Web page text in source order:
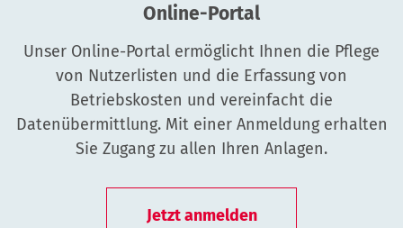
Online-Portal
Unser Online-Portal ermöglicht Ihnen die Pflege
von Nutzerlisten und die Erfassung von
Betriebskosten und vereinfacht die
Datenübermittlung. Mit einer Anmeldung erhalten
Sie Zugang zu allen Ihren Anlagen.
Jetzt anmelden